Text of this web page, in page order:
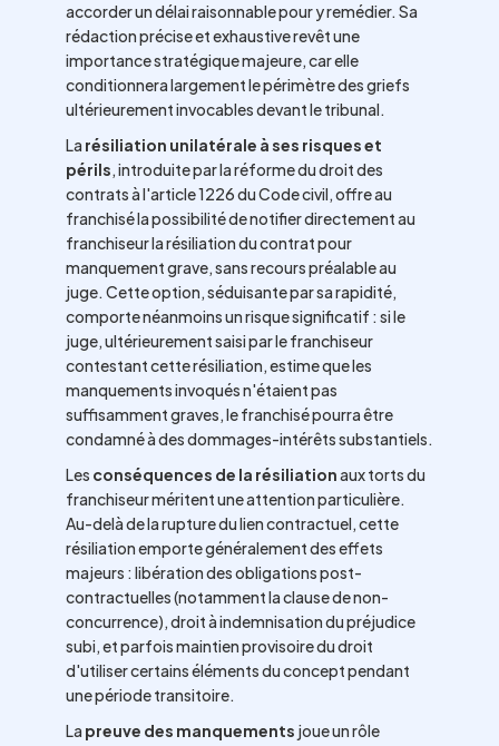
accorder un délai raisonnable pour y remédier. Sa
rédaction précise et exhaustive revêt une
importance stratégique majeure, car elle
conditionnera largement le périmètre des griefs
ultérieurement invocables devant le tribunal.
La résiliation unilatérale à ses risques et
périls, introduite par la réforme du droit des
contrats à l'article 1226 du Code civil, offre au
franchisé la possibilité de notifier directement au
franchiseur la résiliation du contrat pour
manquement grave, sans recours préalable au
juge. Cette option, séduisante par sa rapidité,
comporte néanmoins un risque significatif : si le
juge, ultérieurement saisi par le franchiseur
contestant cette résiliation, estime que les
manquements invoqués n'étaient pas
suffisamment graves, le franchisé pourra être
condamné à des dommages-intérêts substantiels.
Les conséquences de la résiliationaux torts du
franchiseur méritent une attention particulière.
Au-delà de la rupture du lien contractuel, cette
résiliation emporte généralement des effets
majeurs : libération des obligations post-
contractuelles (notamment la clause de non-
concurrence), droit à indemnisation du préjudice
subi, et parfois maintien provisoire du droit
d'utiliser certains éléments du concept pendant
une période transitoire.
La preuve des manquements joue un rôle